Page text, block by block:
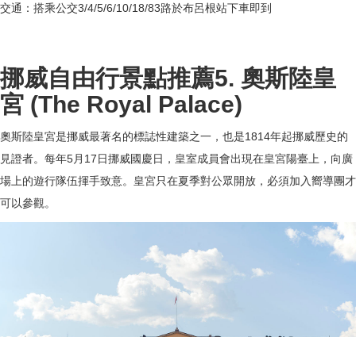
交通：搭乘公交3/4/5/6/10/18/83路於布呂根站下車即到
挪威自由行景點推薦5. 奧斯陸皇
宮 (The Royal Palace)
奧斯陸皇宮是挪威最著名的標誌性建築之一，也是1814年起挪威歷史的
見證者。每年5月17日挪威國慶日，皇室成員會出現在皇宮陽臺上，向廣
場上的遊行隊伍揮手致意。皇宮只在夏季對公眾開放，必須加入嚮導團才
可以參觀。